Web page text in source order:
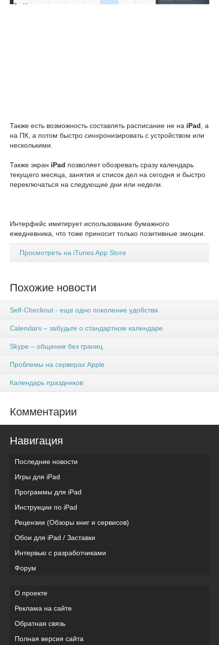
Также есть возможность составлять расписание не на iPad , а
на ПК, а потом быстро синхронизировать с устройством или
несколькими.
Также экран iPad позволяет обозревать сразу календарь
текущего месяца, занятия и список дел на сегодня и быстро
переключаться на следующие дни или недели.
Интерфейс имитирует использование бумажного
ежедневника, что тоже приносит только позитивные эмоции.
Просмотреть на iTunes App Store
Похожие новости
Self-Checkout - еще одно поколение удобства
Calendars – забудьте о стандартном календаре
Skype – общение без границ
Проблемы на серверах Apple
Календарь праздников
Комментарии
Навигация
Последние новости
Игры для iPad
Программы для iPad
Инструкции по iPad
Рецензии (Обзоры книг и сервисов)
Обои для iPad / Заставки
Интервью с разработчиками
Форум
О проекте
Реклама на сайте
Обратная связь
Полная версия сайта